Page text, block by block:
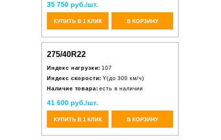
35 750 руб./шт.
КУПИТЬ В 1 КЛИК В КОРЗИНУ
275/40R22
Индекс нагрузки: 107
Индекс скорости: Y(до 300 км/ч)
Наличие товара: есть в наличии
41 600 руб./шт.
КУПИТЬ В 1 КЛИК В КОРЗИНУ